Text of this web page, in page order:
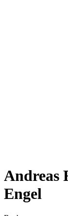
Andreas
Engel